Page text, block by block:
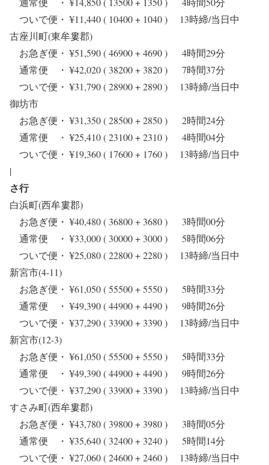
ついで便・ ¥11,440 ( 10400 + 1040 ) 13時締/当日中
古座川町(東牟婁郡)
お急ぎ便・ ¥51,590 ( 46900 + 4690 ) 4時間29分
通常便 ・ ¥42,020 ( 38200 + 3820 ) 7時間37分
ついで便・ ¥31,790 ( 28900 + 2890 ) 13時締/当日中
御坊市
お急ぎ便・ ¥31,350 ( 28500 + 2850 ) 2時間24分
通常便 ・ ¥25,410 ( 23100 + 2310 ) 4時間04分
ついで便・ ¥19,360 ( 17600 + 1760 ) 13時締/当日中
|
さ行
白浜町(西牟婁郡)
お急ぎ便・ ¥40,480 ( 36800 + 3680 ) 3時間00分
通常便 ・ ¥33,000 ( 30000 + 3000 ) 5時間06分
ついで便・ ¥25,080 ( 22800 + 2280 ) 13時締/当日中
新宮市(4-11)
お急ぎ便・ ¥61,050 ( 55500 + 5550 ) 5時間33分
通常便 ・ ¥49,390 ( 44900 + 4490 ) 9時間26分
ついで便・ ¥37,290 ( 33900 + 3390 ) 13時締/当日中
新宮市(12-3)
お急ぎ便・ ¥61,050 ( 55500 + 5550 ) 5時間33分
通常便 ・ ¥49,390 ( 44900 + 4490 ) 9時間26分
ついで便・ ¥37,290 ( 33900 + 3390 ) 13時締/当日中
すさみ町(西牟婁郡)
お急ぎ便・ ¥43,780 ( 39800 + 3980 ) 3時間05分
通常便 ・ ¥35,640 ( 32400 + 3240 ) 5時間14分
ついで便・ ¥27,060 ( 24600 + 2460 ) 13時締/当日中